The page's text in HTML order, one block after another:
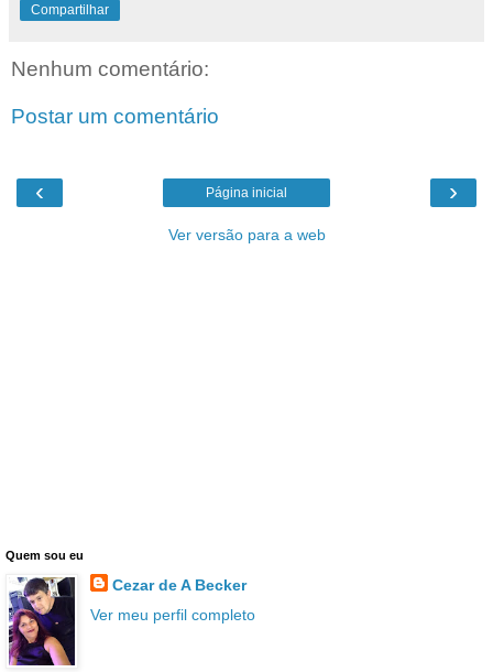
Compartilhar
Nenhum comentário:
Postar um comentário
‹ ›
Página inicial
Ver versão para a web
Quem sou eu
Cezar de A Becker
Ver meu perfil completo